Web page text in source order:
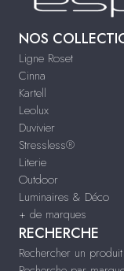
NOS
Ligne Roset
Cinna
Kartell
Leolux
Duvivier
Stressless®
Literie
Outdoor
Luminaires & Déco
+ de marques
RECHERCHE
Rechercher un produit